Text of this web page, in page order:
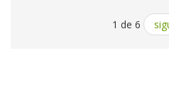
1 de 6